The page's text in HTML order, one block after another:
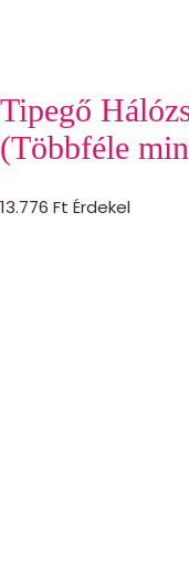
Tipegő
(Többféle
13.776 Ft Érdekel